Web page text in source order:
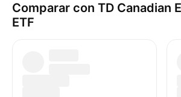
Comparar con TD Canadian
ETF